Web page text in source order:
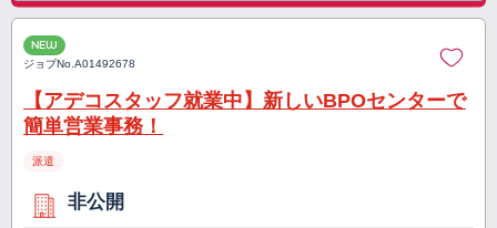
NEW
ジョブNo.A01492678
【アデコスタッフ就業中】新しいBPOセンターで
簡単営業事務！
派遣
非公開